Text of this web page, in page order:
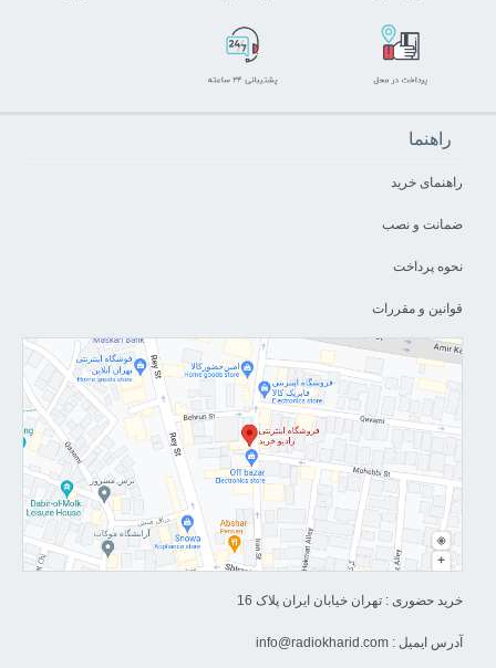
راهنما
راهنمای خرید
ضمانت و نصب
نحوه پرداخت
قوانین و مقررات
خرید حضوری : تهران خیابان ایران پلاک 16
آدرس ایمیل : info@radiokharid.com